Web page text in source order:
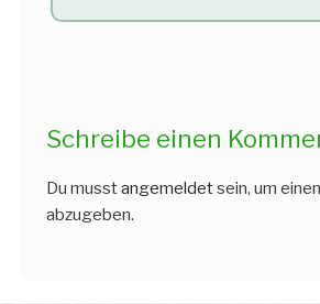
Schreibe einen
Du musstangemeldetsein, um
abzugeben.